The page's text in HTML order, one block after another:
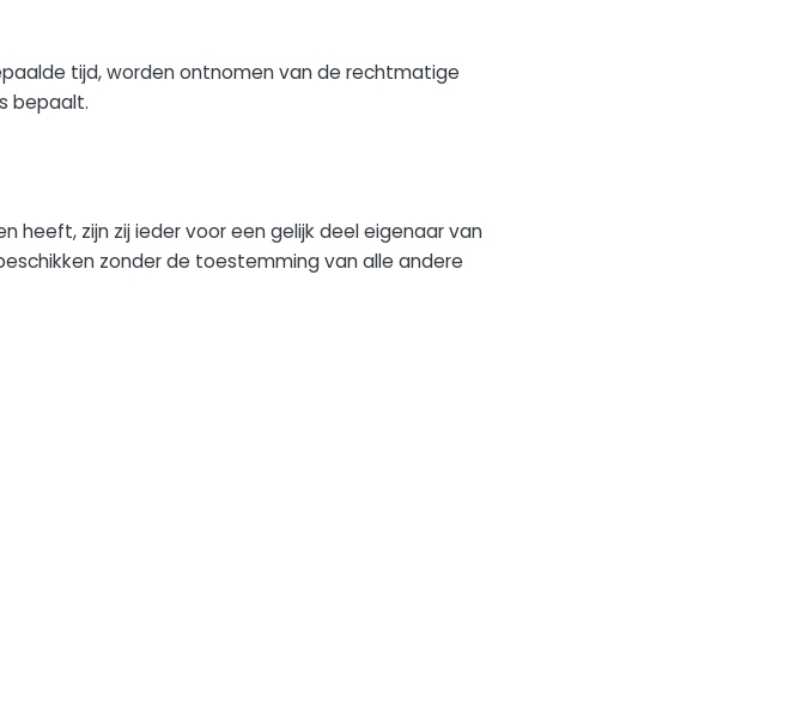
tijd, worden ontnomen van de rechtmatige
bepaalt.
heeft, zijn zij ieder voor een gelijk deel eigenaar van
zonder de toestemming van alle andere